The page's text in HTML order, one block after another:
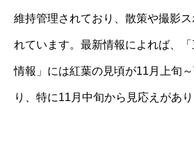
維持管理されており、散策や撮影
れています。最新情報によれば、
情報」には紅葉の見頃が11月上旬
り、特に11月中旬から見応えがあり